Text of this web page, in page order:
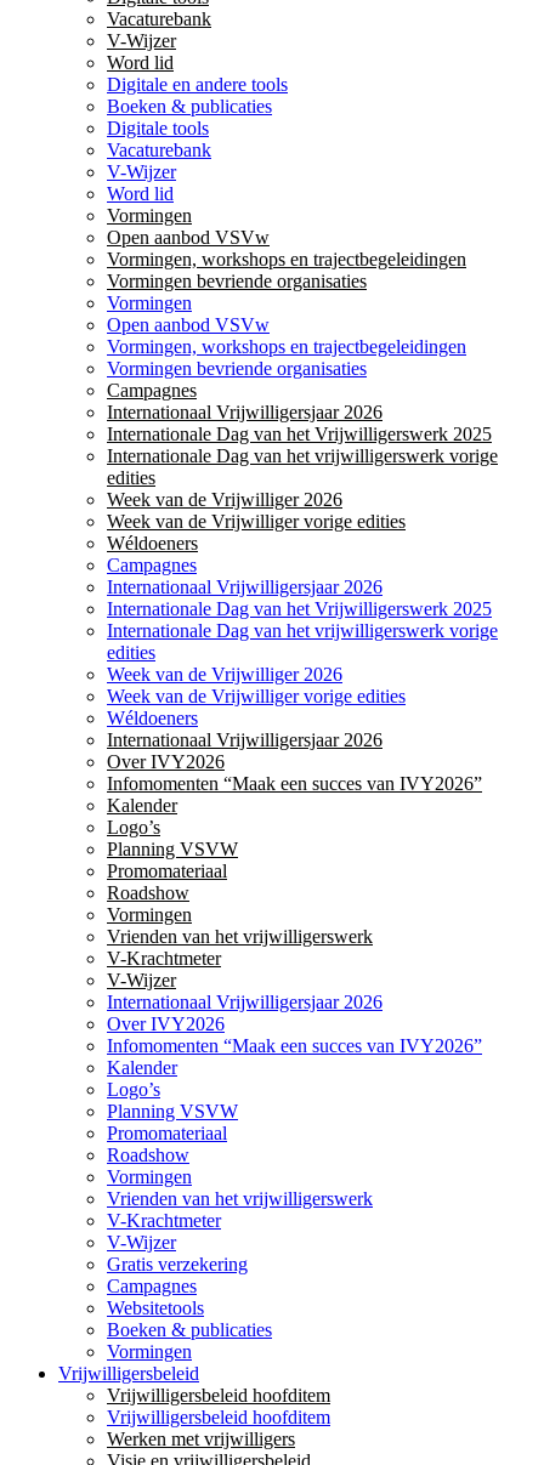
Vacaturebank
V-Wijzer
Word lid
Digitale en andere tools
Boeken & publicaties
Digitale tools
Vacaturebank
V-Wijzer
Word lid
Vormingen
Open aanbod VSVw
Vormingen, workshops en trajectbegeleidingen
Vormingen bevriende organisaties
Vormingen
Open aanbod VSVw
Vormingen, workshops en trajectbegeleidingen
Vormingen bevriende organisaties
Campagnes
Internationaal Vrijwilligersjaar 2026
Internationale Dag van het Vrijwilligerswerk 2025
Internationale Dag van het vrijwilligerswerk vorige
edities
Week van de Vrijwilliger 2026
Week van de Vrijwilliger vorige edities
Wéldoeners
Campagnes
Internationaal Vrijwilligersjaar 2026
Internationale Dag van het Vrijwilligerswerk 2025
Internationale Dag van het vrijwilligerswerk vorige
edities
Week van de Vrijwilliger 2026
Week van de Vrijwilliger vorige edities
Wéldoeners
Internationaal Vrijwilligersjaar 2026
Over IVY2026
Infomomenten “Maak een succes van IVY2026”
Kalender
Logo’s
Planning VSVW
Promomateriaal
Roadshow
Vormingen
Vrienden van het vrijwilligerswerk
V-Krachtmeter
V-Wijzer
Internationaal Vrijwilligersjaar 2026
Over IVY2026
Infomomenten “Maak een succes van IVY2026”
Kalender
Logo’s
Planning VSVW
Promomateriaal
Roadshow
Vormingen
Vrienden van het vrijwilligerswerk
V-Krachtmeter
V-Wijzer
Gratis verzekering
Campagnes
Websitetools
Boeken & publicaties
Vormingen
Vrijwilligersbeleid
Vrijwilligersbeleid hoofditem
Vrijwilligersbeleid hoofditem
Werken met vrijwilligers
Visie en vrijwilligersbeleid